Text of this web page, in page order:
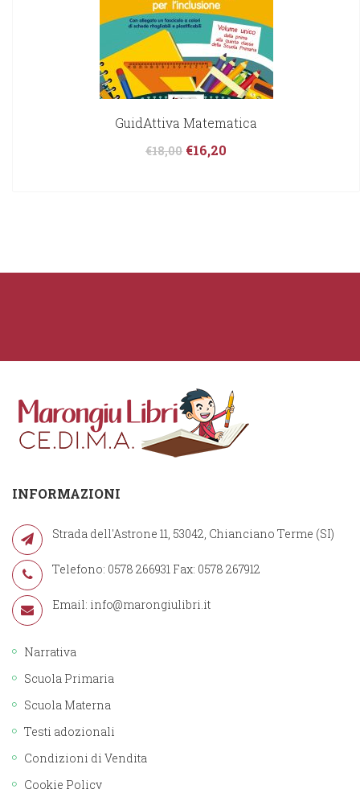
GuidAttiva Matematica
€18,00 €16,20
INFORMAZIONI
Strada dell'Astrone 11, 53042, Chianciano Terme (SI)
Telefono: 0578 266931 Fax: 0578 267912
Email: info@marongiulibri.it
Narrativa
Scuola Primaria
Scuola Materna
Testi adozionali
Condizioni di Vendita
Cookie Policy